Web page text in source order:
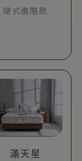
硬式進階款
滿天星